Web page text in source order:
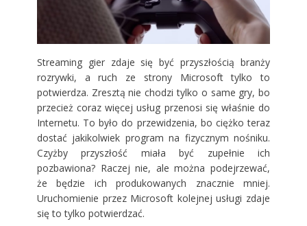
Streaming gier zdaje się być przyszłością branży
rozrywki, a ruch ze strony Microsoft tylko to
potwierdza. Zresztą nie chodzi tylko o same gry, bo
przecież coraz więcej usług przenosi się właśnie do
Internetu. To było do przewidzenia, bo ciężko teraz
dostać jakikolwiek program na fizycznym nośniku.
Czyżby przyszłość miała być zupełnie ich
pozbawiona? Raczej nie, ale można podejrzewać,
że będzie ich produkowanych znacznie mniej.
Uruchomienie przez Microsoft kolejnej usługi zdaje
się to tylko potwierdzać.